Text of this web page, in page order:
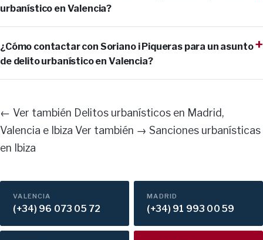
urbanístico en Valencia?
¿Cómo contactar con Soriano i Piqueras para un asunto
de delito urbanístico en Valencia?
← Ver también Delitos urbanísticos en Madrid,
Valencia e Ibiza Ver también → Sanciones urbanísticas
en Ibiza
VALENCIA
(+34) 96 073 05 72
MADRID
(+34) 91 993 00 59